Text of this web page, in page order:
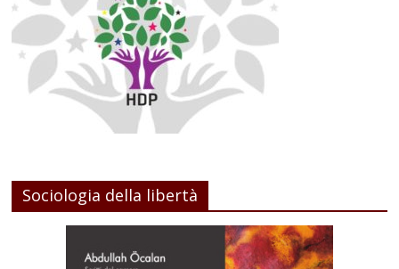
Sociologia della libertà